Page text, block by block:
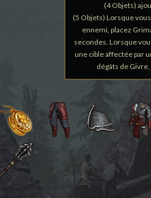
(4 Objets)
(5 Objets) Lorsque
ennemi, placez
secondes. Lorsque
une cible affectée par
dégâts de